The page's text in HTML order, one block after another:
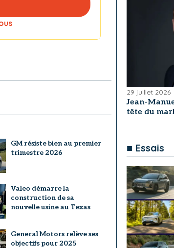
GM résiste bien au premier
trimestre 2026
Valeo démarre la
construction de sa
nouvelle usine au Texas
General Motors relève ses
objectifs pour 2025
29 juillet 2026
Jean-
tête du
■ Essais